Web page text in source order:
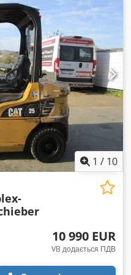
швидкість укладання
та робочі
5029 мм Ширина
2645 мм
робоча 3180 мм Висота з
Робочі об’єми: Бак
13,2 л Охолоджувальна
л Особливості моделі: -
на міських будівництвах, -
траншеях (від 700 мм), -
суміші, - ECO-режим для
SE34 V або SE34 VT, -
і компактні розміри.
знижка – Запрошуємо
ціни :)
17 762 h , паливо:дизель
привід
1 / 10
10 990 EUR
VB додається ПДВ